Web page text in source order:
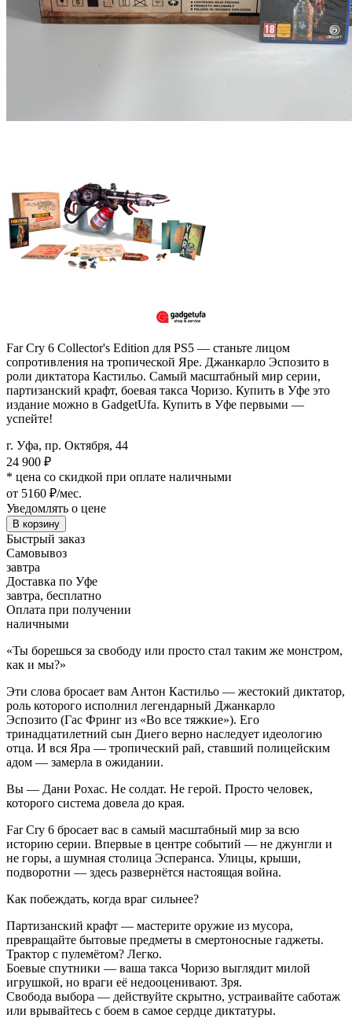
Far Cry 6 Collector's Edition для PS5 — станьте лицом
сопротивления на тропической Яре. Джанкарло Эспозито в
роли диктатора Кастильо. Самый масштабный мир серии,
партизанский крафт, боевая такса Чоризо. Купить в Уфе это
издание можно в GadgetUfa. Купить в Уфе первыми —
успейте!
г. Уфа, пр. Октября, 44
24 900 ₽
* цена со скидкой при оплате наличными
от 5160 ₽/мес.
Уведомлять о цене
В корзину
Быстрый заказ
Самовывоз
завтра
Доставка по Уфе
завтра, бесплатно
Оплата при получении
наличными
«Ты борешься за свободу или просто стал таким же монстром,
как и мы?»
Эти слова бросает вам Антон Кастильо — жестокий диктатор,
роль которого исполнил легендарный Джанкарло
Эспозито (Гас Фринг из «Во все тяжкие»). Его
тринадцатилетний сын Диего верно наследует идеологию
отца. И вся Яра — тропический рай, ставший полицейским
адом — замерла в ожидании.
Вы — Дани Рохас. Не солдат. Не герой. Просто человек,
которого система довела до края.
Far Cry 6 бросает вас в самый масштабный мир за всю
историю серии. Впервые в центре событий — не джунгли и
не горы, а шумная столица Эсперанса. Улицы, крыши,
подворотни — здесь развернётся настоящая война.
Как побеждать, когда враг сильнее?
Партизанский крафт — мастерите оружие из мусора,
превращайте бытовые предметы в смертоносные гаджеты.
Трактор с пулемётом? Легко.
Боевые спутники — ваша такса Чоризо выглядит милой
игрушкой, но враги её недооценивают. Зря.
Свобода выбора — действуйте скрытно, устраивайте саботаж
или врывайтесь с боем в самое сердце диктатуры.